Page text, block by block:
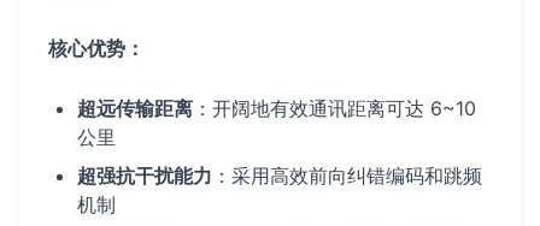
核心优势：
超远传输距离 ：开阔地有效通讯距离可达 6~10
公里
超强抗干扰能力 ：采用高效前向纠错编码和跳频
机制